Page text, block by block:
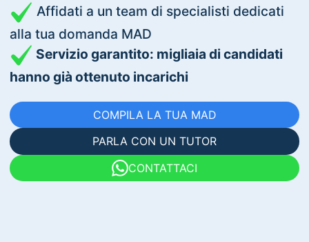
Affidati a un team di specialisti dedicati
alla tua domanda MAD
Servizio garantito: migliaia di candidati
hanno già ottenuto incarichi
COMPILA LA TUA MAD
PARLA CON UN TUTOR
CONTATTACI